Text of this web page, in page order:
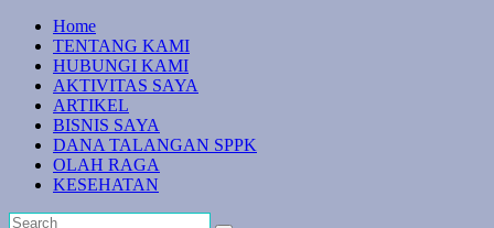
Home
TENTANG KAMI
HUBUNGI KAMI
AKTIVITAS SAYA
ARTIKEL
BISNIS SAYA
DANA TALANGAN SPPK
OLAH RAGA
KESEHATAN